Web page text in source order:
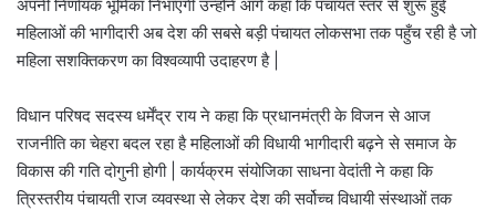
अपनी निर्णायक भूमिका निभाएंगी उन्होंने आगे कहा कि पंचायत स्तर से शुरू हुई
महिलाओं की भागीदारी अब देश की सबसे बड़ी पंचायत लोकसभा तक पहुँच रही है जो
महिला सशक्तिकरण का विश्वव्यापी उदाहरण है |
विधान परिषद सदस्य धर्मेंद्र राय ने कहा कि प्रधानमंत्री के विजन से आज
राजनीति का चेहरा बदल रहा है महिलाओं की विधायी भागीदारी बढ़ने से समाज के
विकास की गति दोगुनी होगी | कार्यक्रम संयोजिका साधना वेदांती ने कहा कि
त्रिस्तरीय पंचायती राज व्यवस्था से लेकर देश की सर्वोच्च विधायी संस्थाओं तक